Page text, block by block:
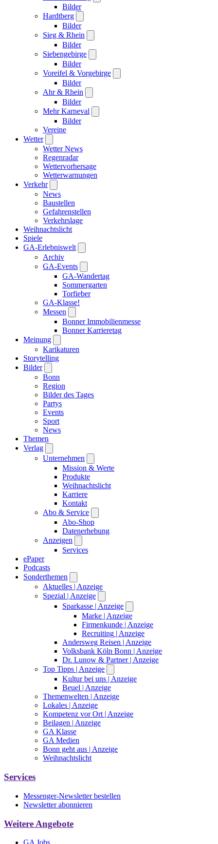
Bilder
Hardtberg
Bilder
Sieg & Rhein
Bilder
Siebengebirge
Bilder
Voreifel & Vorgebirge
Bilder
Ahr & Rhein
Bilder
Mehr Karneval
Bilder
Vereine
Wetter
Wetter News
Regenradar
Wettervorhersage
Wetterwarnungen
Verkehr
News
Baustellen
Gefahrenstellen
Verkehrslage
Weihnachtslicht
Spiele
GA-Erlebniswelt
Archiv
GA-Events
GA-Wandertag
Sommergarten
Torfieber
GA-Klasse!
Messen
Bonner Immobilienmesse
Bonner Karrieretag
Meinung
Karikaturen
Storytelling
Bilder
Bonn
Region
Bilder des Tages
Partys
Events
Sport
News
Themen
Verlag
Unternehmen
Mission & Werte
Produkte
Weihnachtslicht
Karriere
Kontakt
Abo & Service
Abo-Shop
Datenerhebung
Anzeigen
Services
ePaper
Podcasts
Sonderthemen
Aktuelles | Anzeige
Spezial | Anzeige
Sparkasse | Anzeige
Marke | Anzeige
Firmenkunde | Anzeige
Recruiting | Anzeige
Andersweg Reisen | Anzeige
Volksbank Köln Bonn | Anzeige
Dr. Lunow & Partner| Anzeige
Top Tipps | Anzeige
Kultur bei uns | Anzeige
Beuel | Anzeige
Themenwelten | Anzeige
Lokales | Anzeige
Kompetenz vor Ort| Anzeige
Beilagen | Anzeige
GA Klasse
GA Medien
Bonn geht aus | Anzeige
Weihnachtslicht
Services
Messenger-Newsletter bestellen
Newsletter abonnieren
Weitere Angebote